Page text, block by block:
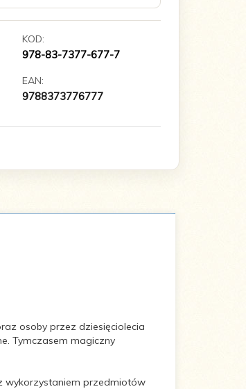
KOD:
978-83-7377-677-7
EAN:
9788373776777
osoby przez dziesięciolecia
Tymczasem magiczny
wykorzystaniem przedmiotów